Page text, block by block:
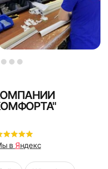
в Яндекс